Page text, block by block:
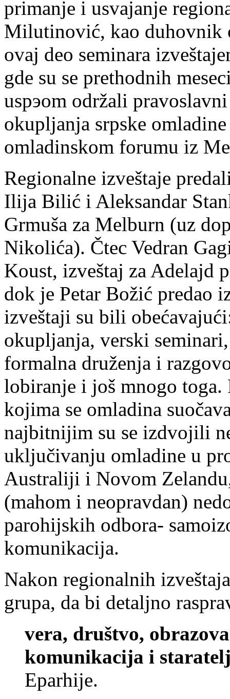
primanje i usvajanje
Milutinović, kao duhovnik
ovaj deo seminara
gde su se prethodnih
uspэom održali
okupljanja srpske
omladinskom forumu iz
Regionalne izveštaje
Ilija Bilić i Aleksandar
Grmuša za Melburn (uz
Nikolića). Čtec Vedran
Koust, izveštaj za Adelajd
dok je Petar Božić predao
izveštaji su bili
okupljanja, verski
formalna druženja i
lobiranje i još mnogo toga.
kojima se omladina
najbitnijim su se izdvojili
uključivanju omladine u
Australiji i Novom
(mahom i neopravdan)
parohijskih odbora-
komunikacija.
Nakon regionalnih
grupa, da bi detaljno
vera, društvo,
komunikacija i
Eparhije.